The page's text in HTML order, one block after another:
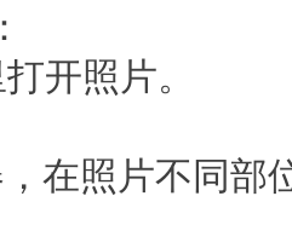
开照片。
在照片不同部